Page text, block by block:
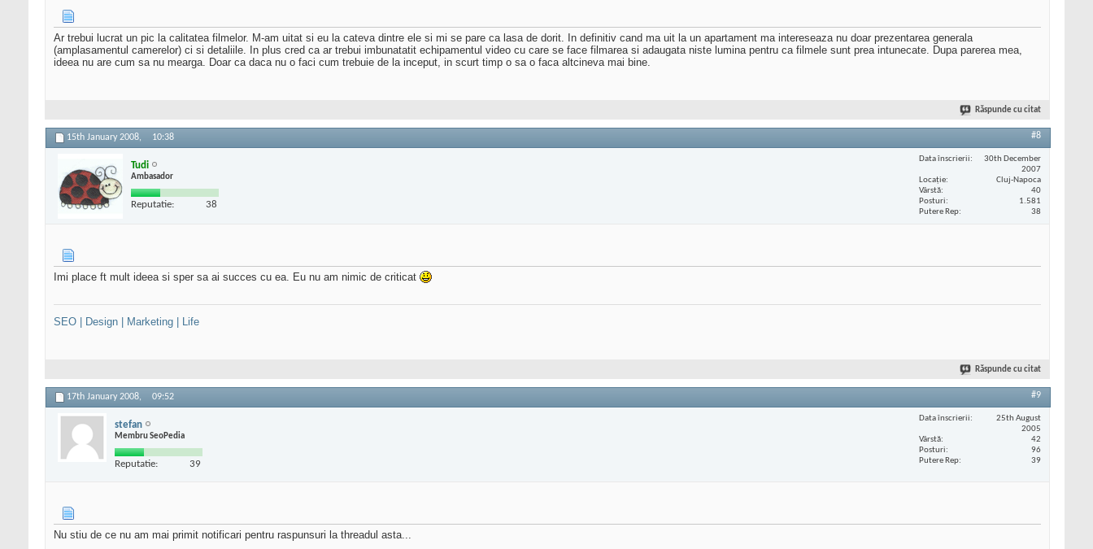
Ar trebui lucrat un pic la calitatea filmelor. M-am uitat si eu la cateva dintre ele si mi se pare ca lasa de dorit. In definitiv cand ma uit la un apartament ma intereseaza nu doar prezentarea generala
(amplasamentul camerelor) ci si detaliile. In plus cred ca ar trebui imbunatatit echipamentul video cu care se face filmarea si adaugata niste lumina pentru ca filmele sunt prea intunecate. Dupa parerea mea,
ideea nu are cum sa nu mearga. Doar ca daca nu o faci cum trebuie de la inceput, in scurt timp o sa o faca altcineva mai bine.
Răspunde cu citat
15th January 2008, 10:38 #8
Tudi
Ambasador
Reputatie: 38
Data înscrierii
30th December
2007
Locaţie
Cluj-Napoca
Vârstă
40
Posturi
1.581
Putere Rep
38
Imi place ft mult ideea si sper sa ai succes cu ea. Eu nu am nimic de criticat
SEO | Design | Marketing | Life
Răspunde cu citat
17th January 2008, 09:52 #9
stefan
Membru SeoPedia
Reputatie: 39
Data înscrierii
25th August
2005
Vârstă
42
Posturi
96
Putere Rep
39
Nu stiu de ce nu am mai primit notificari pentru raspunsuri la threadul asta...